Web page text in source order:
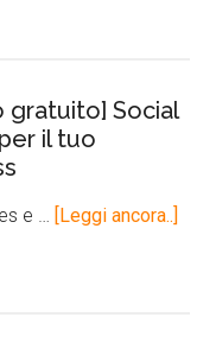
gratuito] Social
il tuo
e … [Leggi ancora..]